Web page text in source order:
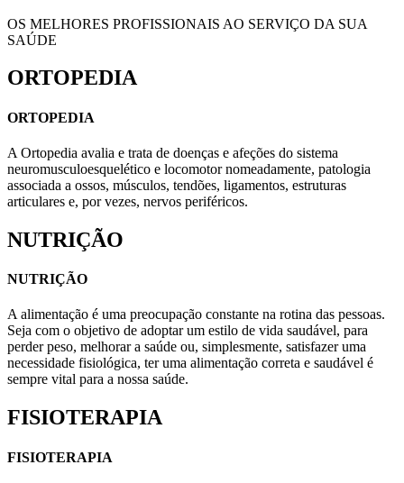
OS MELHORES PROFISSIONAIS AO SERVIÇO DA SUA
SAÚDE
ORTOPEDIA
ORTOPEDIA
A Ortopedia avalia e trata de doenças e afeções do sistema
neuromusculoesquelético e locomotor nomeadamente, patologia
associada a ossos, músculos, tendões, ligamentos, estruturas
articulares e, por vezes, nervos periféricos.
NUTRIÇÃO
NUTRIÇÃO
A alimentação é uma preocupação constante na rotina das pessoas.
Seja com o objetivo de adoptar um estilo de vida saudável, para
perder peso, melhorar a saúde ou, simplesmente, satisfazer uma
necessidade fisiológica, ter uma alimentação correta e saudável é
sempre vital para a nossa saúde.
FISIOTERAPIA
FISIOTERAPIA